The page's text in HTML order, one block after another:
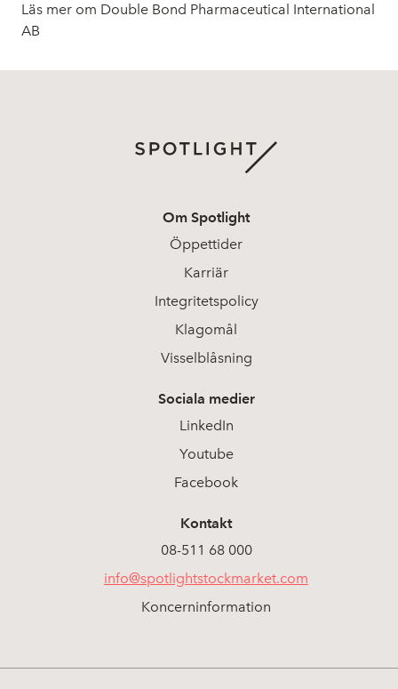
Läs mer om Double Bond Pharmaceutical International
AB
Om Spotlight
Öppettider
Karriär
Integritetspolicy
Klagomål
Visselblåsning
Sociala medier
LinkedIn
Youtube
Facebook
Kontakt
08-511 68 000
info@spotlightstockmarket.com
Koncerninformation